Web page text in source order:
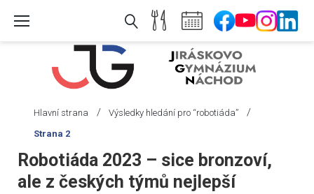
Hlavní strana / Výsledky hledání pro “robotiáda” /
Strana 2
Výsledky
hledání
Robotiáda 2023 – sice bronzoví,
ale z českých týmů nejlepší